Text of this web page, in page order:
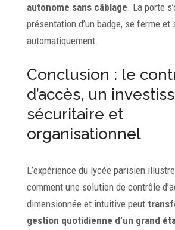
autonome sans câblage . La porte
présentation d’un badge, se ferme et
automatiquement.
Conclusion : le
d’accès, un
sécuritaire et
organisationnel
L’expérience du lycée parisien
comment une solution de contrôle
dimensionnée et intuitive peut
gestion quotidienne d’un grand